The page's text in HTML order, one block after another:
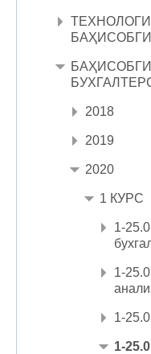
2018
2019
2020
1 КУРС
1-
1-
1-
1-